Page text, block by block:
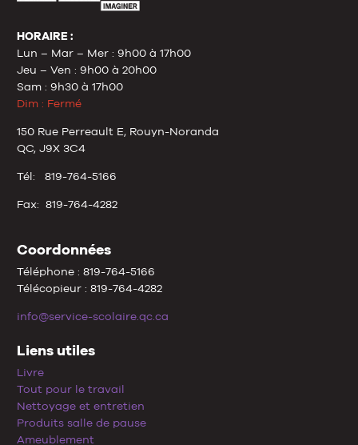
HORAIRE :
Lun – Mar – Mer : 9h00 à 17h00
Jeu – Ven : 9h00 à 20h00
Sam : 9h30 à 17h00
Dim : Fermé
150 Rue Perreault E, Rouyn-Noranda
QC, J9X 3C4
Tél: 819-764-5166
Fax: 819-764-4282
Coordonnées
Téléphone : 819-764-5166
Télécopieur : 819-764-4282
info@service-scolaire.qc.ca
Liens utiles
Livre
Tout pour le travail
Nettoyage et entretien
Produits salle de pause
Ameublement